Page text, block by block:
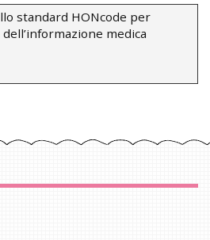
standard HONcode per
dell’informazione medica